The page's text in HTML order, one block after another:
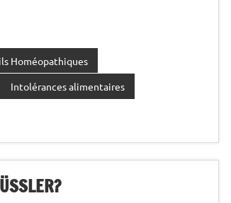
Homéopathiques
Intolérances alimentaires